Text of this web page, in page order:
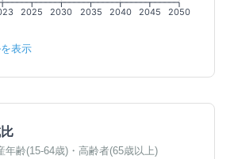
2025 2030 2035 2040 2045 2050
表示
年齢(15-64歳)・高齢者(65歳以上)